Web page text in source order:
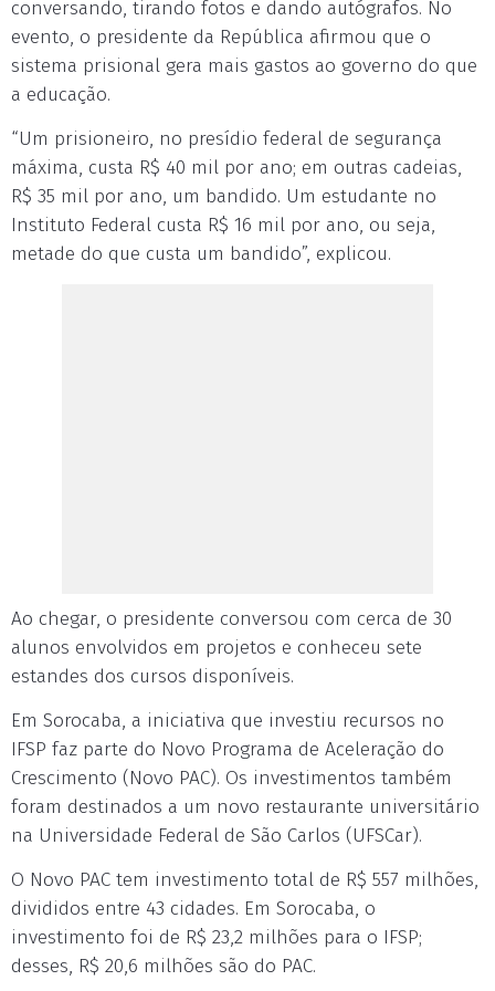
conversando, tirando fotos e dando autógrafos. No
evento, o presidente da República afirmou que o
sistema prisional gera mais gastos ao governo do que
a educação.
“Um prisioneiro, no presídio federal de segurança
máxima, custa R$ 40 mil por ano; em outras cadeias,
R$ 35 mil por ano, um bandido. Um estudante no
Instituto Federal custa R$ 16 mil por ano, ou seja,
metade do que custa um bandido”, explicou.
Ao chegar, o presidente conversou com cerca de 30
alunos envolvidos em projetos e conheceu sete
estandes dos cursos disponíveis.
Em Sorocaba, a iniciativa que investiu recursos no
IFSP faz parte do Novo Programa de Aceleração do
Crescimento (Novo PAC). Os investimentos também
foram destinados a um novo restaurante universitário
na Universidade Federal de São Carlos (UFSCar).
O Novo PAC tem investimento total de R$ 557 milhões,
divididos entre 43 cidades. Em Sorocaba, o
investimento foi de R$ 23,2 milhões para o IFSP;
desses, R$ 20,6 milhões são do PAC.